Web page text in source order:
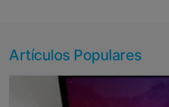
Artículos Populares